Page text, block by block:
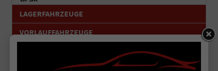
LAGERFAHRZEUGE
VORLAUFFAHRZEUGE